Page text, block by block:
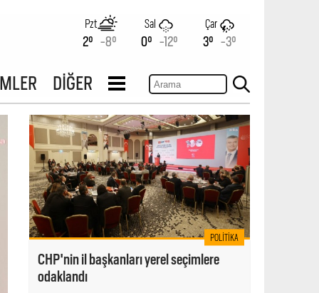
Pzt
2° -8°
Sal
0° -12°
Çar
3° -3°
DİĞER
POLITIKA
CHP'nin il başkanları yerel seçimlere
odaklandı